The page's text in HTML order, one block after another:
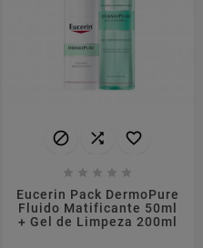
  
    
Eucerin Pack DermoPure
Fluido Matificante 50ml
+ Gel de Limpeza 200ml